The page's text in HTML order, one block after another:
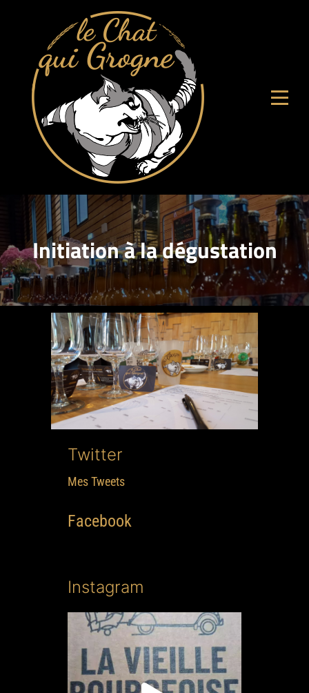
contenu
Initiation à la dégustation
Twitter
Mes Tweets
Facebook
Instagram